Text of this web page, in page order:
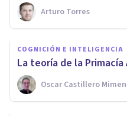
Arturo Torres
COGNICIÓN E INTELIGENCIA
​La teoría de la
Oscar Castillero